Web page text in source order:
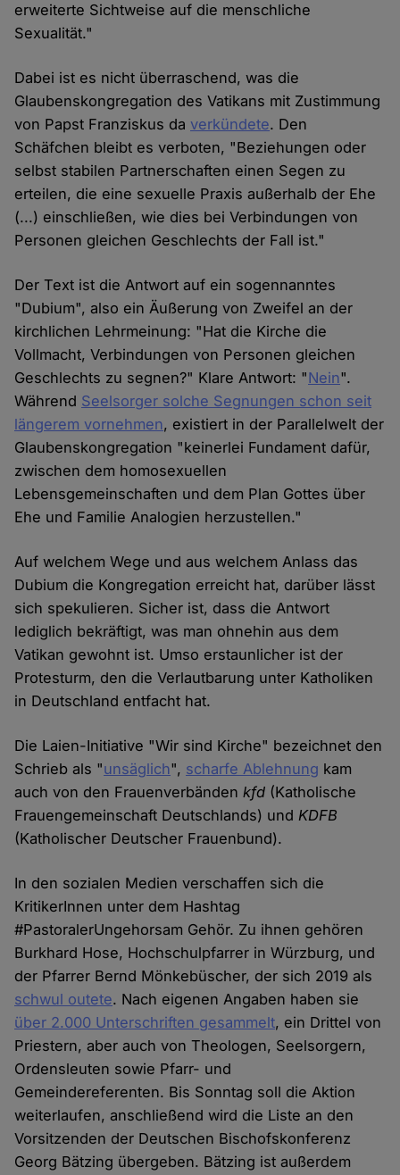
erweiterte Sichtweise auf die menschliche
Sexualität."
Dabei ist es nicht überraschend, was die
Glaubenskongregation des Vatikans mit Zustimmung
von Papst Franziskus daverkündete. Den
Schäfchen bleibt es verboten, "Beziehungen oder
selbst stabilen Partnerschaften einen Segen zu
erteilen, die eine sexuelle Praxis außerhalb der Ehe
(...) einschließen, wie dies bei Verbindungen von
Personen gleichen Geschlechts der Fall ist."
Der Text ist die Antwort auf ein sogennanntes
"Dubium", also ein Äußerung von Zweifel an der
kirchlichen Lehrmeinung: "Hat die Kirche die
Vollmacht, Verbindungen von Personen gleichen
Geschlechts zu segnen?" Klare Antwort: "Nein".
Während Seelsorger solche Segnungen schon seit
längerem vornehmen, existiert in der Parallelwelt der
Glaubenskongregation "keinerlei Fundament dafür,
zwischen dem homosexuellen
Lebensgemeinschaften und dem Plan Gottes über
Ehe und Familie Analogien herzustellen."
Auf welchem Wege und aus welchem Anlass das
Dubium die Kongregation erreicht hat, darüber lässt
sich spekulieren. Sicher ist, dass die Antwort
lediglich bekräftigt, was man ohnehin aus dem
Vatikan gewohnt ist. Umso erstaunlicher ist der
Protesturm, den die Verlautbarung unter Katholiken
in Deutschland entfacht hat.
Die Laien-Initiative "Wir sind Kirche" bezeichnet den
Schrieb als "unsäglich", scharfe Ablehnung kam
auch von den Frauenverbändenkfd (Katholische
Frauengemeinschaft Deutschlands) undKDFB
(Katholischer Deutscher Frauenbund).
In den sozialen Medien verschaffen sich die
KritikerInnen unter dem Hashtag
#PastoralerUngehorsam Gehör. Zu ihnen gehören
Burkhard Hose, Hochschulpfarrer in Würzburg, und
der Pfarrer Bernd Mönkebüscher, der sich 2019 als
schwul outete. Nach eigenen Angaben haben sie
über 2.000 Unterschriften gesammelt, ein Drittel von
Priestern, aber auch von Theologen, Seelsorgern,
Ordensleuten sowie Pfarr- und
Gemeindereferenten. Bis Sonntag soll die Aktion
weiterlaufen, anschließend wird die Liste an den
Vorsitzenden der Deutschen Bischofskonferenz
Georg Bätzing übergeben. Bätzing ist außerdem